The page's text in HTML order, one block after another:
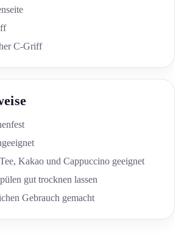
C-Griff
Kakao und Cappuccino geeignet
gut trocknen lassen
Gebrauch gemacht